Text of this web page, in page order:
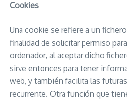
Cookies
Una cookie se refiere a un
finalidad de solicitar permiso
ordenador, al aceptar dicho
sirve entonces para tener
web, y también facilita las
recurrente. Otra función que